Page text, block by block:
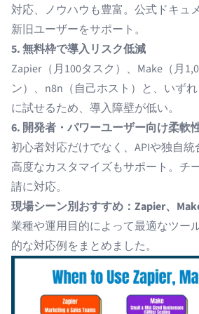
対応、ノウハウも豊富。公式ドキュ
新旧ユーザーをサポート。
5. 無料枠で導入リスク低減
Zapier（月100タスク）、Make（月
ン）、n8n（自己ホスト）と、いず
に試せるため、導入障壁が低い。
6. 開発者・パワーユーザー向け柔軟
初心者対応だけでなく、APIや独自
高度なカスタマイズもサポート。チ
請に対応。
現場シーン別おすすめ：Zapier、
業種や運用目的によって最適なツー
的な対応例をまとめました。